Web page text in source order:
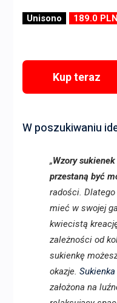
Unisono 189.0 PLN
Kup teraz
W poszukiwaniu
„Wzory
przestaną być
radości.
mieć w swojej
kwiecistą
zależności od
sukienkę
okazje.
założona na